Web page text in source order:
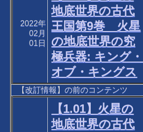
2022年
02月
01日
地底世界の古代
王国第9巻 火星
の地底世界の究
極兵器: キング・
オブ・キングス
【改訂情報】の前のコンテンツ
【1.01】火星の
地底世界の古代